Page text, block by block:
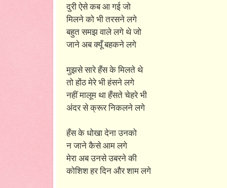
दुरी ऐसे कब आ गई जो
मिलने को भी तरसने लगे
बहुत समझ वाले लगे थे जो
जाने अब क्यूँ बहकने लगे
मुझसे सारे हँस के मिलते थे
तो होंठ मेरे भी हंसने लगे
नहीं मालूम था हँसते चेहरे भी
अंदर से क्रूर निकलने लगे
हँस के धोखा देना उनको
न जाने कैसे आम लगे
मेरा अब उनसे उबरने की
कोशिश हर दिन और शाम लगे